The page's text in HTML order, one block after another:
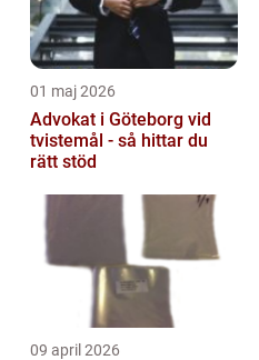
01 maj 2026
Advokat i Göteborg vid
tvistemål - så hittar du
rätt stöd
09 april 2026